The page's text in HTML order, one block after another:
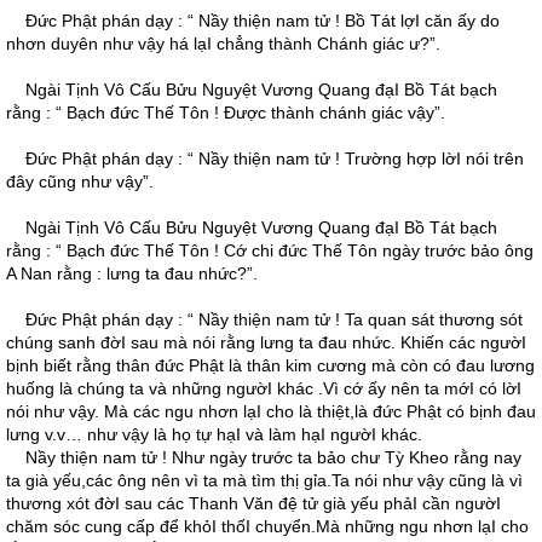
Ðức Phật phán dạy : “ Nầy thiện nam tử ! Bồ Tát lợI căn ấy do
nhơn duyên như vậy há lạI chẳng thành Chánh giác ư?”.
Ngài Tịnh Vô Cấu Bửu Nguyệt Vương Quang đạI Bồ Tát bạch
rằng : “ Bạch đức Thế Tôn ! Ðược thành chánh giác vậy”.
Ðức Phật phán dạy : “ Nầy thiện nam tử ! Trường hợp lờI nói trên
đây cũng như vậy”.
Ngài Tịnh Vô Cấu Bửu Nguyệt Vương Quang đạI Bồ Tát bạch
rằng : “ Bạch đức Thế Tôn ! Cớ chi đức Thế Tôn ngày trước bảo ông
A Nan rằng : lưng ta đau nhức?”.
Ðức Phật phán dạy : “ Nầy thiện nam tử ! Ta quan sát thương sót
chúng sanh đờI sau mà nói rằng lưng ta đau nhức. Khiến các ngườI
bịnh biết rằng thân đức Phật là thân kim cương mà còn có đau lương
huống là chúng ta và những ngườI khác .Vì cớ ấy nên ta mớI có lờI
nói như vậy. Mà các ngu nhơn lạI cho là thiệt,là đức Phật có bịnh đau
lưng v.v… như vậy là họ tự hạI và làm hạI ngườI khác.
Nầy thiện nam tử ! Như ngày trước ta bảo chư Tỳ Kheo rằng nay
ta già yếu,các ông nên vì ta mà tìm thị gỉa.Ta nói như vậy cũng là vì
thương xót đờI sau các Thanh Văn đệ tử già yếu phảI cần ngườI
chăm sóc cung cấp để khỏI thốI chuyển.Mà những ngu nhơn lạI cho